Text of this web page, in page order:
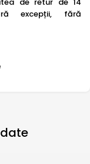
de retur de 14
excepții, fără